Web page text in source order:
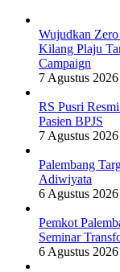
Wujudkan
Kilang Plaju
Campaign
7 Agustus 2026
RS Pusri
Pasien BPJS
7 Agustus 2026
Palembang
Adiwiyata
6 Agustus 2026
Pemkot
Seminar
6 Agustus 2026